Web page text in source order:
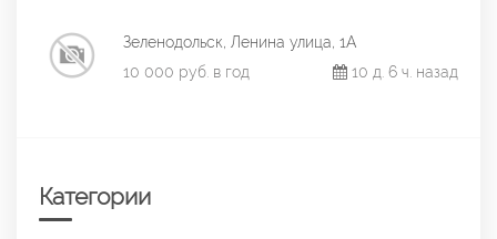
Зеленодольск, Ленина улица, 1А
10 000 руб. в год
10 д. 6 ч. назад
Категории